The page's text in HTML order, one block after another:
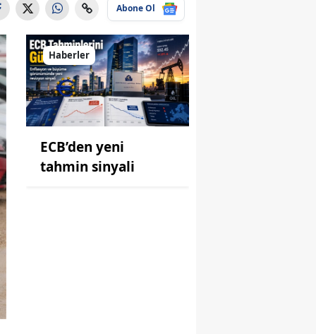
Abone Ol
Haberler
ECB’den yeni
tahmin sinyali